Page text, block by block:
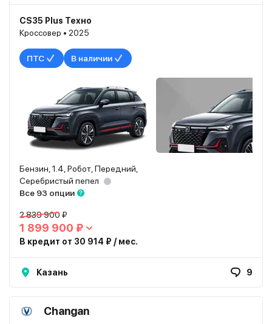
CS35 Plus Техно
Кроссовер • 2025
ПТС В наличии
Бензин, 1.4, Робот, Передний,
Серебристый пепел
Все 93 опции
2 839 900 ₽
1 899 900 ₽
В кредит от 30 914 ₽ / мес.
Казань 9
Changan